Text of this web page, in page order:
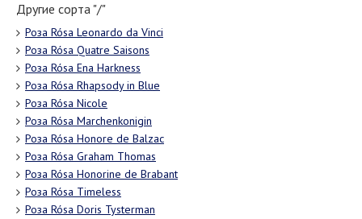
Другие сорта "/"
Роза Rósa Leonardo da Vinci
Роза Rósa Quatre Saisons
Роза Rósa Ena Harkness
Роза Rósa Rhapsody in Blue
Роза Rósa Nicole
Роза Rósa Marchenkonigin
Роза Rósa Honore de Balzac
Роза Rósa Graham Thomas
Роза Rósa Honorine de Brabant
Роза Rósa Timeless
Роза Rósa Doris Tysterman